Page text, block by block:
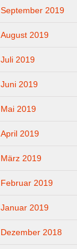
September 2019
August 2019
Juli 2019
Juni 2019
Mai 2019
April 2019
März 2019
Februar 2019
Januar 2019
Dezember 2018